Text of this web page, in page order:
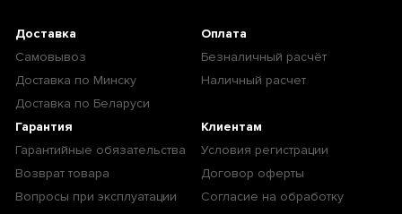
Доставка
Самовывоз
Доставка по Минску
Доставка по Беларуси
Оплата
Безналичный расчёт
Наличный расчет
Гарантия
Гарантийные обязательства
Возврат товара
Вопросы при эксплуатации
Клиентам
Условия регистрации
Договор оферты
Согласие на обработку